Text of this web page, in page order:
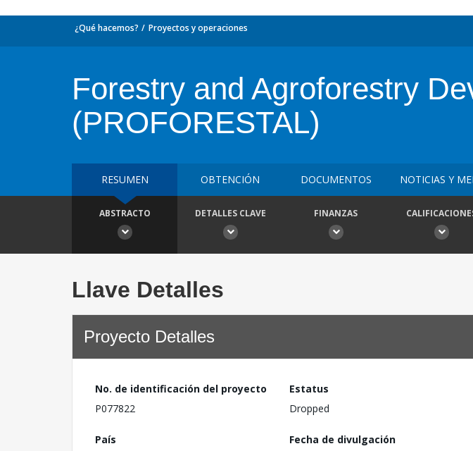
¿Qué hacemos? Proyectos y operaciones
Forestry and Agroforestry
(PROFORESTAL)
RESUMEN OBTENCIÓN DOCUMENTOS NOTICIAS Y
ABSTRACTO DETALLES CLAVE FINANZAS
Llave Detalles
Proyecto Detalles
No. de identificación del proyecto
P077822
Estatus
Dropped
País
Fecha de divulgación